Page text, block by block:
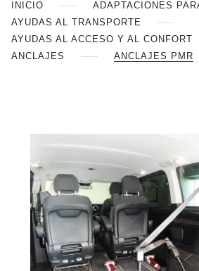
INICIO
ADAPTACIONES
AYUDAS AL TRANSPORTE
AYUDAS AL ACCESO Y AL CONFORT
ANCLAJES
ANCLAJES PMR